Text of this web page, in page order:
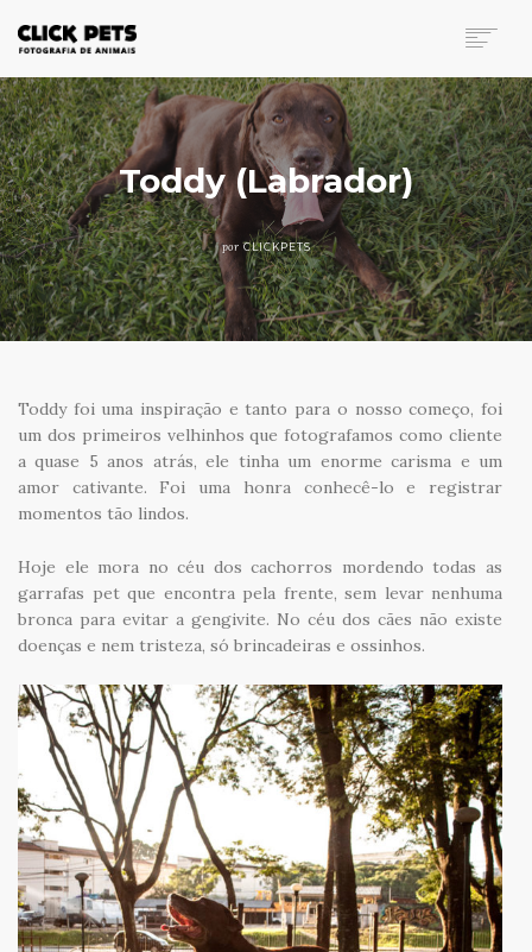
FOTOGRAFIA DE ANIMAIS
PORTFÓLIO
INVESTIMENTO
BLOG
CONTATO
SEARCH
Toddy (Labrador)
por CLICKPETS
Toddy foi uma inspiração e tanto para o nosso começo, foi
um dos primeiros velhinhos que fotografamos como cliente
a quase 5 anos atrás, ele tinha um enorme carisma e um
amor cativante. Foi uma honra conhecê-lo e registrar
momentos tão lindos.
Hoje ele mora no céu dos cachorros mordendo todas as
garrafas pet que encontra pela frente, sem levar nenhuma
bronca para evitar a gengivite. No céu dos cães não existe
doenças e nem tristeza, só brincadeiras e ossinhos.